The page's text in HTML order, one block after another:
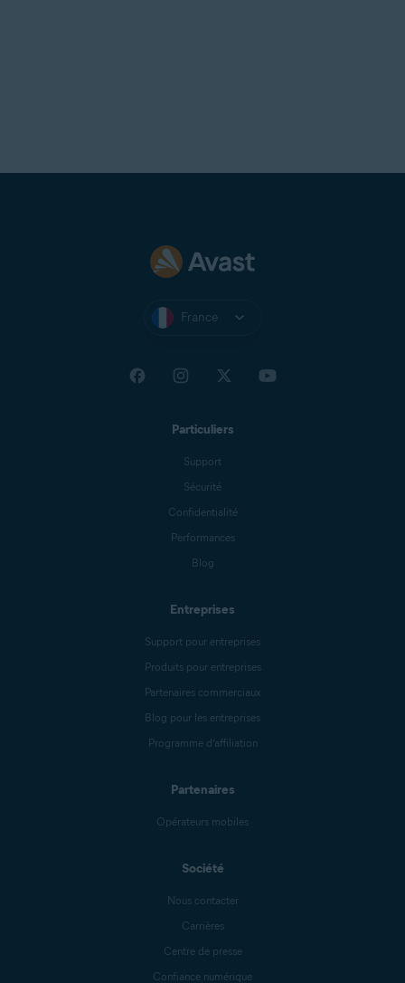
France
Particuliers
Support
Sécurité
Confidentialité
Performances
Blog
Entreprises
Support pour entreprises
Produits pour entreprises
Partenaires commerciaux
Blog pour les entreprises
Programme d’affiliation
Partenaires
Opérateurs mobiles
Société
Nous contacter
Carrières
Centre de presse
Confiance numérique